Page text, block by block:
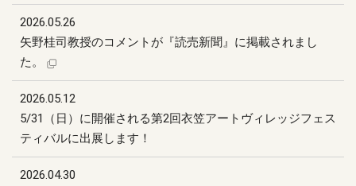
2026.05.26
矢野桂司教授のコメントが『読売新聞』に掲載されまし
た。
2026.05.12
5/31（日）に開催される第2回衣笠アートヴィレッジフェス
ティバルに出展します！
2026.04.30